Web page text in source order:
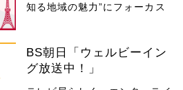
知る地域の魅力”にフォーカス
BS朝日「ウェルビーイン
グ放送中！」